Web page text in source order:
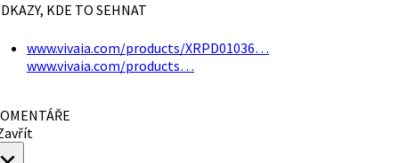
KDE TO SEHNAT
www.vivaia.com/products/XRPD01036…
www.vivaia.com/products…